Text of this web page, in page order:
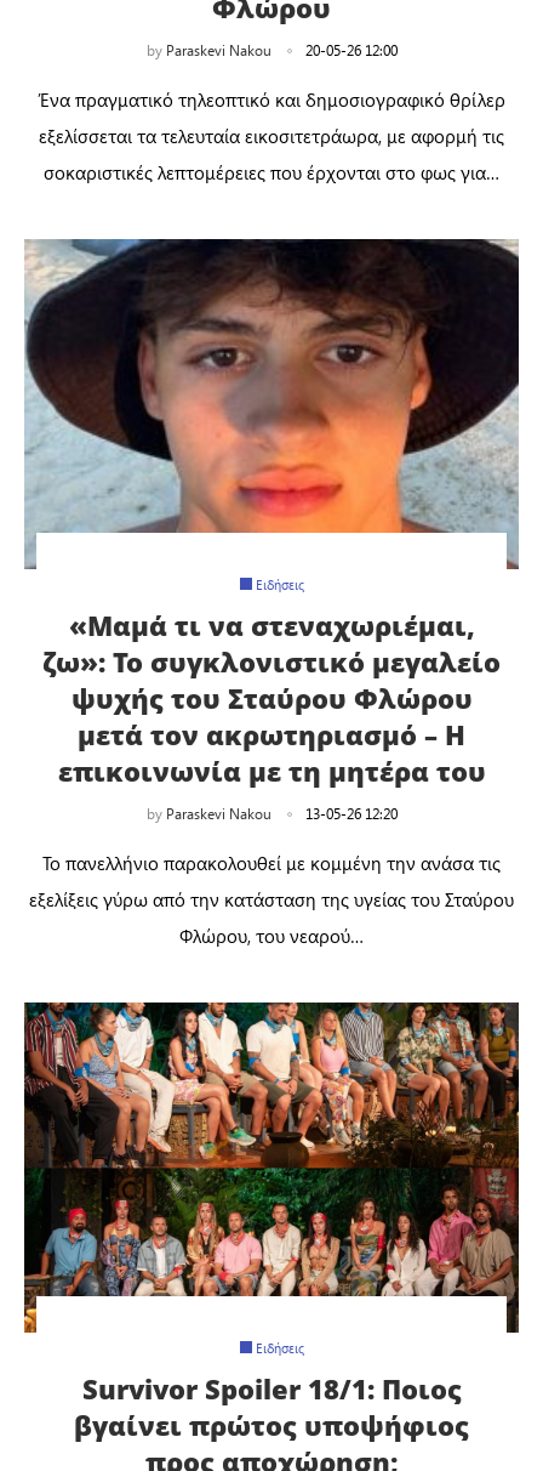
Φλώρου
by Paraskevi Nakou 20-05-26 12:00
Ένα πραγματικό τηλεοπτικό και δημοσιογραφικό θρίλερ
εξελίσσεται τα τελευταία εικοσιτετράωρα, με αφορμή τις
σοκαριστικές λεπτομέρειες που έρχονται στο φως για…
Ειδήσεις
«Μαμά τι να στεναχωριέμαι,
ζω»: Το συγκλονιστικό μεγαλείο
ψυχής του Σταύρου Φλώρου
μετά τον ακρωτηριασμό – Η
επικοινωνία με τη μητέρα του
by Paraskevi Nakou 13-05-26 12:20
Το πανελλήνιο παρακολουθεί με κομμένη την ανάσα τις
εξελίξεις γύρω από την κατάσταση της υγείας του Σταύρου
Φλώρου, του νεαρού…
Ειδήσεις
Survivor Spoiler 18/1: Ποιος
βγαίνει πρώτος υποψήφιος
προς αποχώρηση;